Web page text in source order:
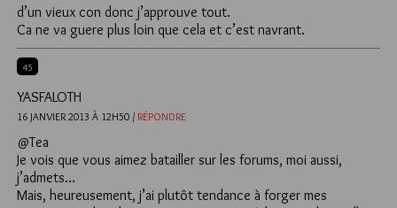
d’un vieux con donc j’approuve tout.
Ca ne va guere plus loin que cela et c’est navrant.
45
YASFALOTH
16 JANVIER 2013 À 12H50 / RÉPONDRE
@Tea
Je vois que vous aimez batailler sur les forums, moi aussi,
j’admets…
Mais, heureusement, j’ai plutôt tendance à forger mes